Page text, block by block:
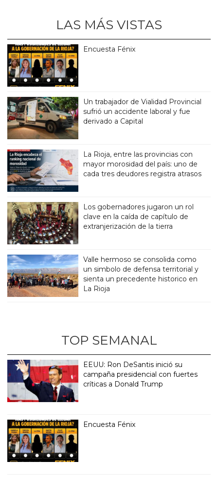
LAS MÁS VISTAS
Encuesta Fénix
Un trabajador de Vialidad Provincial
sufrió un accidente laboral y fue
derivado a Capital
La Rioja, entre las provincias con
mayor morosidad del país: uno de
cada tres deudores registra atrasos
Los gobernadores jugaron un rol
clave en la caída de capítulo de
extranjerización de la tierra
Valle hermoso se consolida como
un simbolo de defensa territorial y
sienta un precedente historico en
La Rioja
TOP SEMANAL
EEUU: Ron DeSantis inició su
campaña presidencial con fuertes
críticas a Donald Trump
Encuesta Fénix